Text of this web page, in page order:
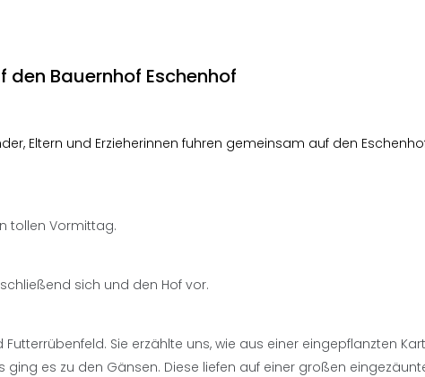
Bauernhof Eschenhof
Eltern und Erzieherinnen fuhren gemeinsam auf den
tollen Vormittag.
sich und den Hof vor.
Sie erzählte uns, wie aus einer eingepflanzten
es zu den Gänsen. Diese liefen auf einer großen